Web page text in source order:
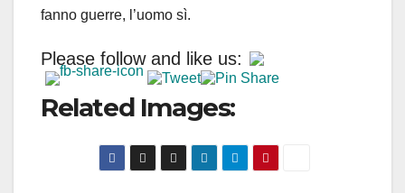
fanno guerre, l’uomo sì.
Please follow and like us:
Related Images: